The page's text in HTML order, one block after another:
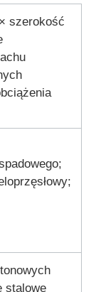
szerokość
stalowe